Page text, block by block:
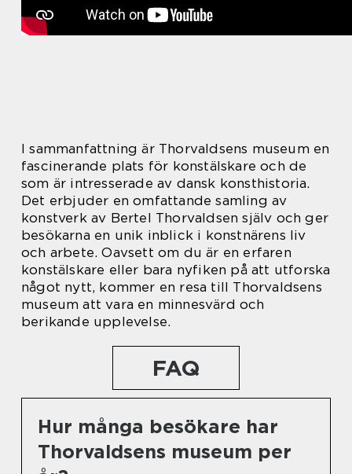
I sammanfattning är Thorvaldsens museum en
fascinerande plats för konstälskare och de
som är intresserade av dansk konsthistoria.
Det erbjuder en omfattande samling av
konstverk av Bertel Thorvaldsen själv och ger
besökarna en unik inblick i konstnärens liv
och arbete. Oavsett om du är en erfaren
konstälskare eller bara nyfiken på att utforska
något nytt, kommer en resa till Thorvaldsens
museum att vara en minnesvärd och
berikande upplevelse.
FAQ
Hur många besökare har
Thorvaldsens museum per